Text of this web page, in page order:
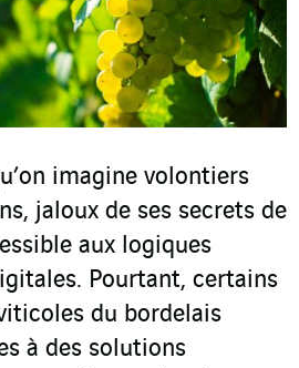
imagine volontiers
jaloux de ses secrets de
aux logiques
Pourtant, certains
du bordelais
à des solutions